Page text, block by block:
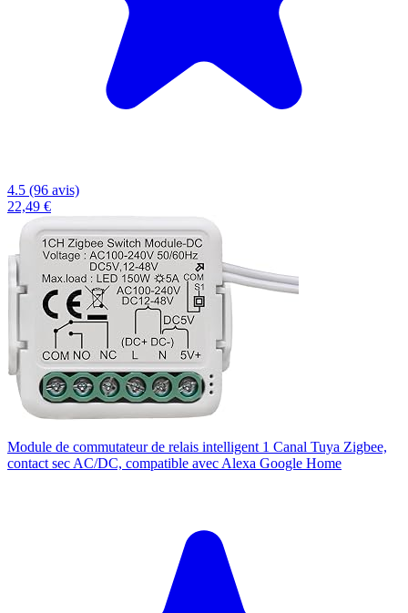
4.5 (96 avis)
22,49 €
Module de commutateur de relais intelligent 1 Canal Tuya Zigbee,
contact sec AC/DC, compatible avec Alexa Google Home